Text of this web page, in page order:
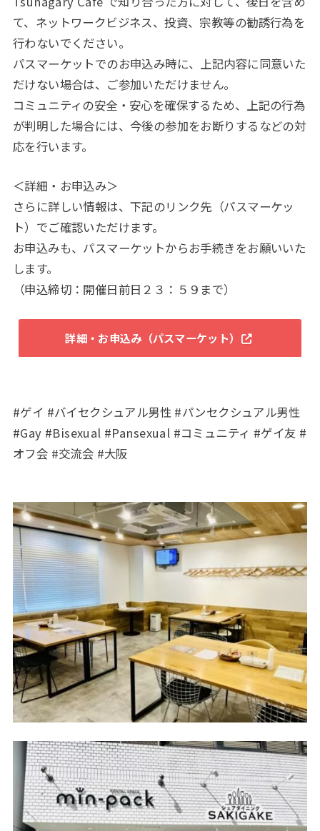
て、ネットワークビジネス、投資、宗教等の勧誘行為を
行わないでください。
パスマーケットでのお申込み時に、上記内容に同意いた
だけない場合は、ご参加いただけません。
コミュニティの安全・安心を確保するため、上記の行為
が判明した場合には、今後の参加をお断りするなどの対
応を行います。
＜詳細・お申込み＞
さらに詳しい情報は、下記のリンク先（パスマーケッ
ト）でご確認いただけます。
お申込みも、パスマーケットからお手続きをお願いいた
します。
（申込締切：開催日前日２３：５９まで）
詳細・お申込み（パスマーケット）
#ゲイ #バイセクシュアル男性 #パンセクシュアル男性
#Gay #Bisexual #Pansexual #コミュニティ #ゲイ友 #
オフ会 #交流会 #大阪